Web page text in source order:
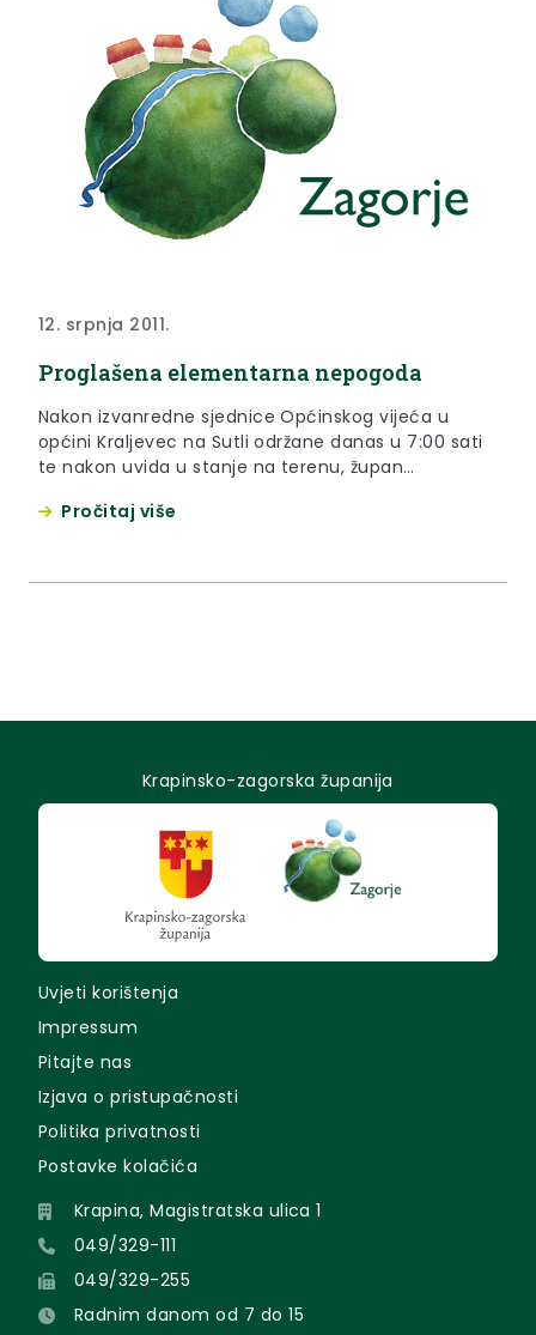
12. srpnja 2011.
Proglašena elementarna nepogoda
Nakon izvanredne sjednice Općinskog vijeća u
općini Kraljevec na Sutli održane danas u 7:00 sati
te nakon uvida u stanje na terenu, župan
Dončić proglašava elementarnu nepogodu (tuča)
Pročitaj više
Krapinsko-zagorska županija
Uvjeti korištenja
Impressum
Pitajte nas
Izjava o pristupačnosti
Politika privatnosti
Postavke kolačića
Krapina, Magistratska ulica 1
049/329-111
049/329-255
Radnim danom od 7 do 15